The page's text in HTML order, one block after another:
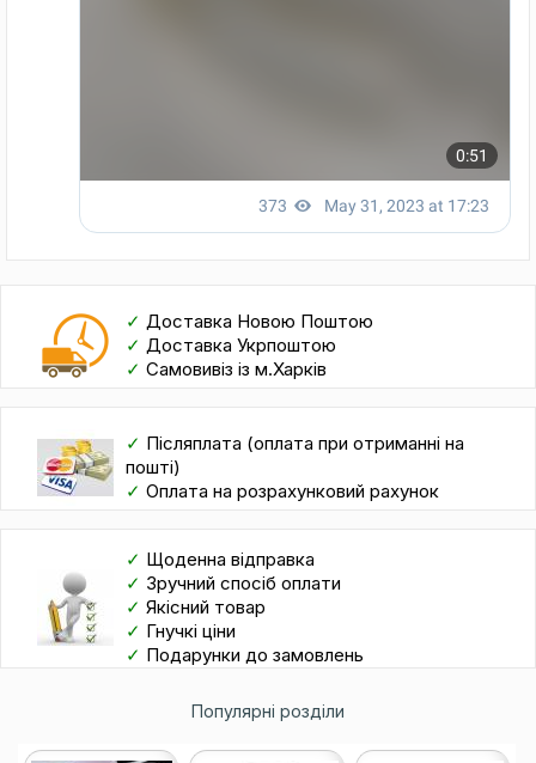
✓ Доставка Новою Поштою
✓ Доставка Укрпоштою
✓ Самовивіз із м.Харків
✓ Післяплата (оплата при отриманні на
пошті)
✓ Оплата на розрахунковий рахунок
✓ Щоденна відправка
✓ Зручний спосіб оплати
✓ Якісний товар
✓ Гнучкі ціни
✓ Подарунки до замовлень
Популярні розділи